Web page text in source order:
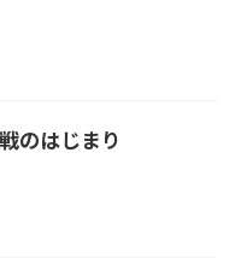
のはじまり